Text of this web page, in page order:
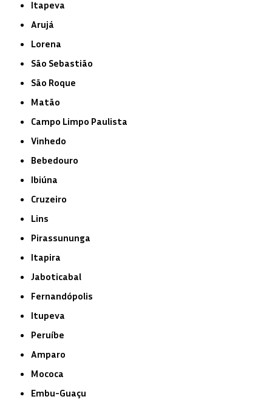
Itapeva
Arujá
Lorena
São Sebastião
São Roque
Matão
Campo Limpo Paulista
Vinhedo
Bebedouro
Ibiúna
Cruzeiro
Lins
Pirassununga
Itapira
Jaboticabal
Fernandópolis
Itupeva
Peruíbe
Amparo
Mococa
Embu-Guaçu